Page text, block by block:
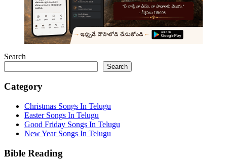
Search
Search
Category
Christmas Songs In Telugu
Easter Songs In Telugu
Good Friday Songs In Telugu
New Year Songs In Telugu
Bible Reading